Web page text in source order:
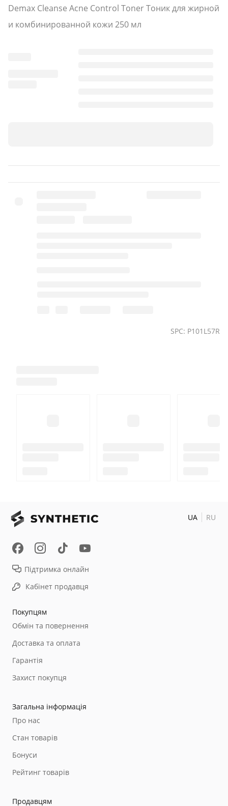
Demax Cleanse Acne Control Toner Тоник для жирной
и комбинированной кожи 250 мл
SPC: P101L57R
Покупцям
Обмін та повернення
Доставка та оплата
Гарантія
Захист покупця
Загальна інформація
Про нас
Стан товарів
Бонуси
Рейтинг товарів
Продавцям
Підтримка онлайн
Кабінет продавця
UA RU